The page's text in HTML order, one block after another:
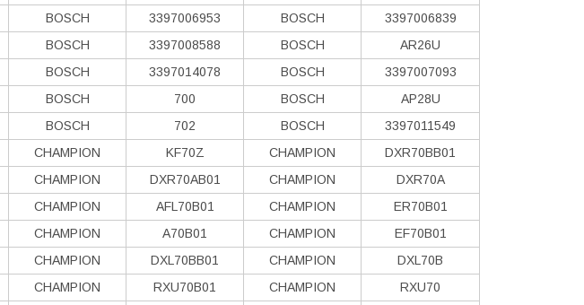
BOSCH 3397006953 BOSCH
3397006839
BOSCH 3397008588 BOSCH
AR26U
BOSCH 3397014078 BOSCH
3397007093
BOSCH 700 BOSCH
AP28U
BOSCH 702 BOSCH
3397011549
CHAMPION KF70Z CHAMPION
DXR70BB01
CHAMPION DXR70AB01 CHAMPION
DXR70A
CHAMPION AFL70B01 CHAMPION
ER70B01
CHAMPION A70B01 CHAMPION
EF70B01
CHAMPION DXL70BB01 CHAMPION
DXL70B
CHAMPION RXU70B01 CHAMPION
RXU70